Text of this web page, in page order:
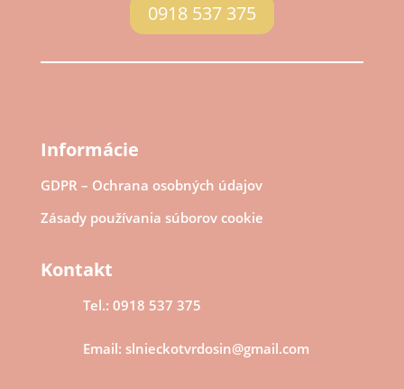
0918 537 375
Informácie
GDPR – Ochrana osobných údajov
Zásady používania súborov cookie
Kontakt
Tel.: 0918 537 375
Email: slnieckotvrdosin@gmail.com